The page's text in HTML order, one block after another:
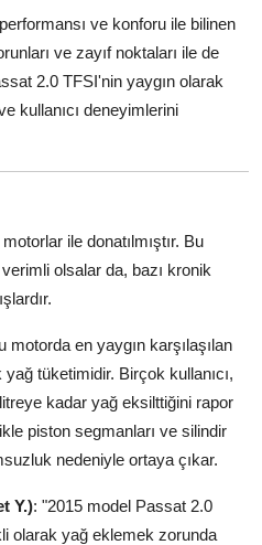
ve konforu ile bilinen
ve zayıf noktaları ile de
2.0 TFSI'nin yaygın olarak
kullanıcı deneyimlerini
ile donatılmıştır. Bu
olsalar da, bazı kronik
motorda en yaygın karşılaşılan
tüketimidir. Birçok kullanıcı,
kadar yağ eksilttiğini rapor
piston segmanları ve silindir
nedeniyle ortaya çıkar.
Y.): "2015 model Passat 2.0
olarak yağ eklemek zorunda